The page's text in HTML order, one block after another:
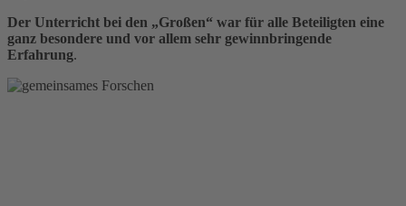
Der Unterricht bei den „Großen“ war für alle Beteiligten eine
ganz besondere und vor allem sehr gewinnbringende
Erfahrung.